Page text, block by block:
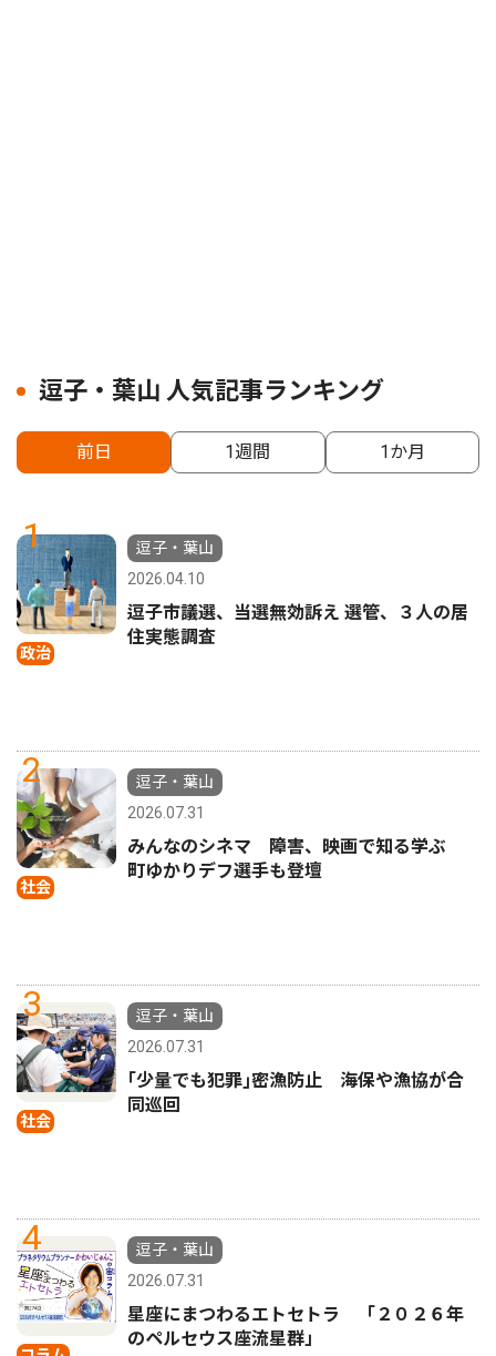
逗子・葉山 人気記事ランキング
前日 1週間 1か月
1
政治
逗子・葉山
2026.04.10
逗子市議選、当選無効訴え 選管、３人の居
住実態調査
2
社会
逗子・葉山
2026.07.31
みんなのシネマ 障害、映画で知る学ぶ
町ゆかりデフ選手も登壇
3
社会
逗子・葉山
2026.07.31
｢少量でも犯罪｣密漁防止 海保や漁協が合
同巡回
4
逗子・葉山
2026.07.31
星座にまつわるエトセトラ 「２０２６年
のペルセウス座流星群」